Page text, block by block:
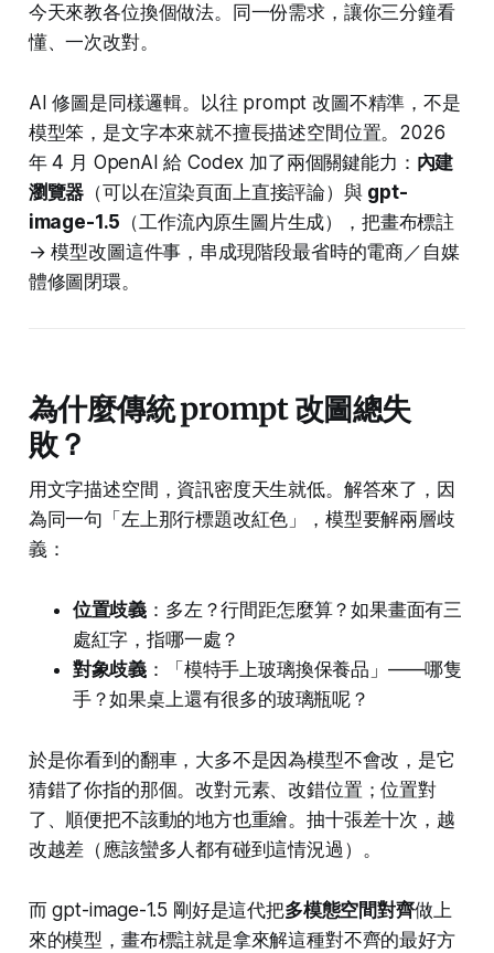
今天來教各位換個做法。同一份需求，讓你三分鐘看
懂、一次改對。
AI 修圖是同樣邏輯。以往 prompt 改圖不精準，不是
模型笨，是文字本來就不擅長描述空間位置。2026
年 4 月 OpenAI 給 Codex 加了兩個關鍵能力： 內建
瀏覽器 （可以在渲染頁面上直接評論）與 gpt-
image-1.5 （工作流內原生圖片生成），把畫布標註
→ 模型改圖這件事，串成現階段最省時的電商／自媒
體修圖閉環。
為什麼傳統 prompt 改圖總失
敗？
用文字描述空間，資訊密度天生就低。解答來了，因
為同一句「左上那行標題改紅色」，模型要解兩層歧
義：
位置歧義 ：多左？行間距怎麼算？如果畫面有三
處紅字，指哪一處？
對象歧義 ：「模特手上玻璃換保養品」——哪隻
手？如果桌上還有很多的玻璃瓶呢？
於是你看到的翻車，大多不是因為模型不會改，是它
猜錯了你指的那個。改對元素、改錯位置；位置對
了、順便把不該動的地方也重繪。抽十張差十次，越
改越差（應該蠻多人都有碰到這情況過）。
而 gpt-image-1.5 剛好是這代把多模態空間對齊做上
來的模型，畫布標註就是拿來解這種對不齊的最好方